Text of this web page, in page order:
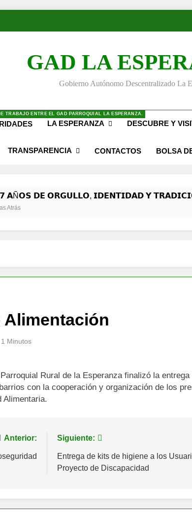
GAD LA
Gobierno Autónomo Descentralizado La
TRABAJO ENTRE EL GAD PARROQUIAL LA ESPERANZA.
LA ESPERANZA DESCUBRE Y
TRANSPARENCIA CONTACTOS BOLSA
𝗔Ñ𝗢𝗦 𝗗𝗘 𝗢𝗥𝗚𝗨𝗟𝗟𝗢, 𝗜𝗗𝗘𝗡𝗧𝗜𝗗𝗔𝗗 𝗬
Atrás
Alimentación
1 Minutos
Rural de la Esperanza finalizó la entrega
con la cooperación y organización de los
Alimentaria.
Anterior: Siguiente:
Entrega de kits de higiene a los
Proyecto de Discapacidad